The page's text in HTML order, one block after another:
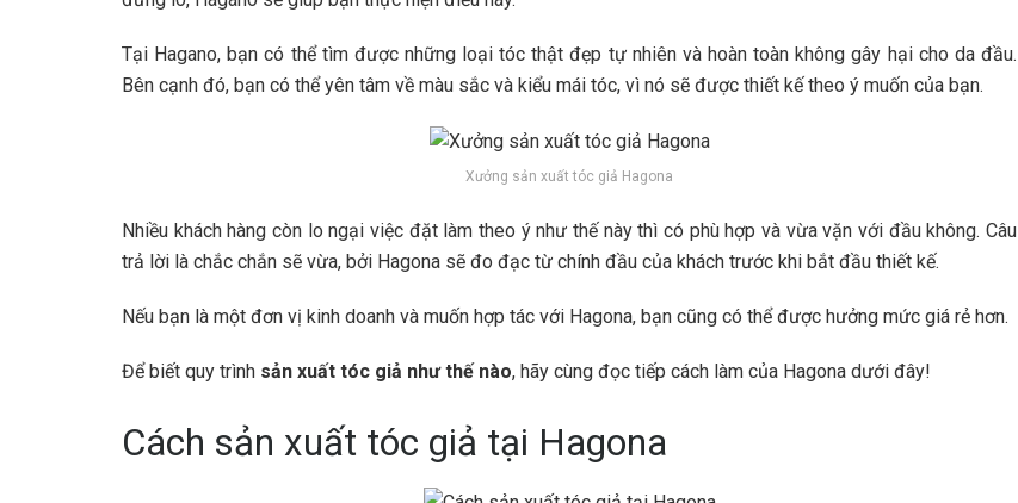
Tại Hagano, bạn có thể tìm được những loại tóc thật đẹp tự nhiên và hoàn toàn không gây hại cho da đầu.
Bên cạnh đó, bạn có thể yên tâm về màu sắc và kiểu mái tóc, vì nó sẽ được thiết kế theo ý muốn của bạn.
Xưởng sản xuất tóc giả Hagona
Nhiều khách hàng còn lo ngại việc đặt làm theo ý như thế này thì có phù hợp và vừa vặn với đầu không. Câu
trả lời là chắc chắn sẽ vừa, bởi Hagona sẽ đo đạc từ chính đầu của khách trước khi bắt đầu thiết kế.
Nếu bạn là một đơn vị kinh doanh và muốn hợp tác với Hagona, bạn cũng có thể được hưởng mức giá rẻ hơn.
Để biết quy trình sản xuất tóc giả như thế nào, hãy cùng đọc tiếp cách làm của Hagona dưới đây!
Cách sản xuất tóc giả tại Hagona